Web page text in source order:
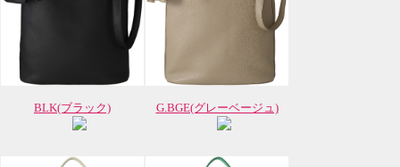
BLK(ブラック) G.BGE(グレーベージュ)